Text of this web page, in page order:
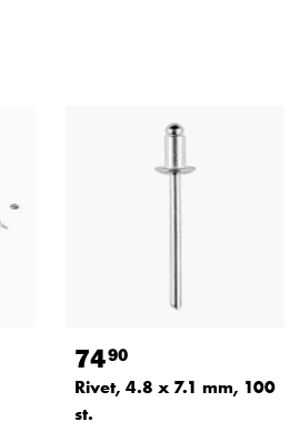
7490
Rivet, 4.8 x 7.1 mm, 100
st.